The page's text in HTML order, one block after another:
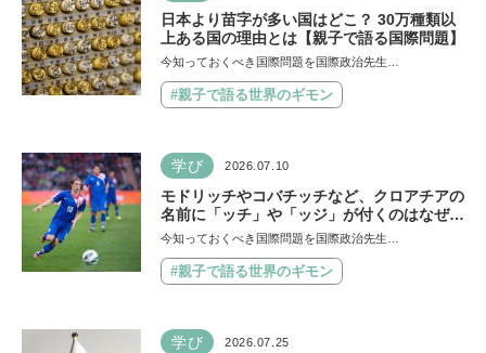
日本より苗字が多い国はどこ？ 30万種類以
上ある国の理由とは【親子で語る国際問題】
今知っておくべき国際問題を国際政治先生…
#親子で語る世界のギモン
学び 2026.07.10
モドリッチやコバチッチなど、クロアチアの
名前に「ッチ」や「ッジ」が付くのはなぜ？
【親子で語る国際問題】
今知っておくべき国際問題を国際政治先生…
#親子で語る世界のギモン
学び 2026.07.25